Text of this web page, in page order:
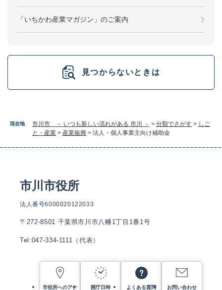
現在地 市川市 － いつも新しい流れがある 市川 － > 分類でさがす > しご
と・産業 > 産業振興 > 法人・個人事業主向け補助金
「いちかわ産業マガジン」のご案内
見つからないときは
市川市役所
法人番号6000020122033
〒272-8501 千葉県市川市八幡1丁目1番1号
Tel:047-334-1111（代表）
市役所へのアク 開庁日時 よくある質問 お問い合わせ